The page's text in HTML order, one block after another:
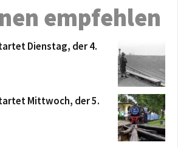
empfehlen
Dienstag, der 4.
Mittwoch, der 5.